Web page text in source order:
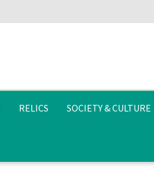
RELICS SOCIETY & CULTURE